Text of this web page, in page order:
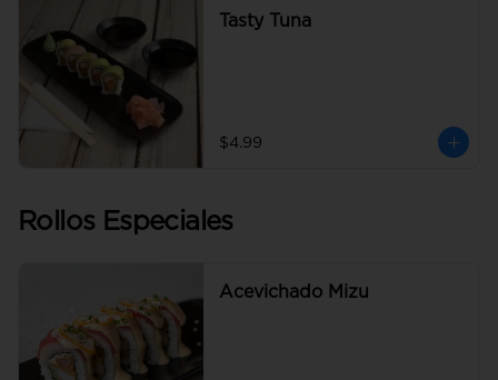
Tasty Tuna
$4.99
Rollos Especiales
Acevichado Mizu